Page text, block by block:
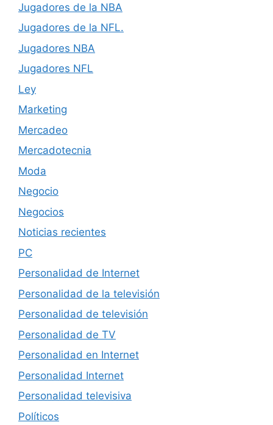
Jugadores de la NBA
Jugadores de la NFL.
Jugadores NBA
Jugadores NFL
Ley
Marketing
Mercadeo
Mercadotecnia
Moda
Negocio
Negocios
Noticias recientes
PC
Personalidad de Internet
Personalidad de la televisión
Personalidad de televisión
Personalidad de TV
Personalidad en Internet
Personalidad Internet
Personalidad televisiva
Políticos